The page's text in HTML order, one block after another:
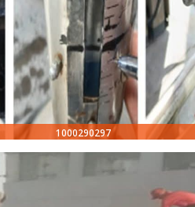
1000290297